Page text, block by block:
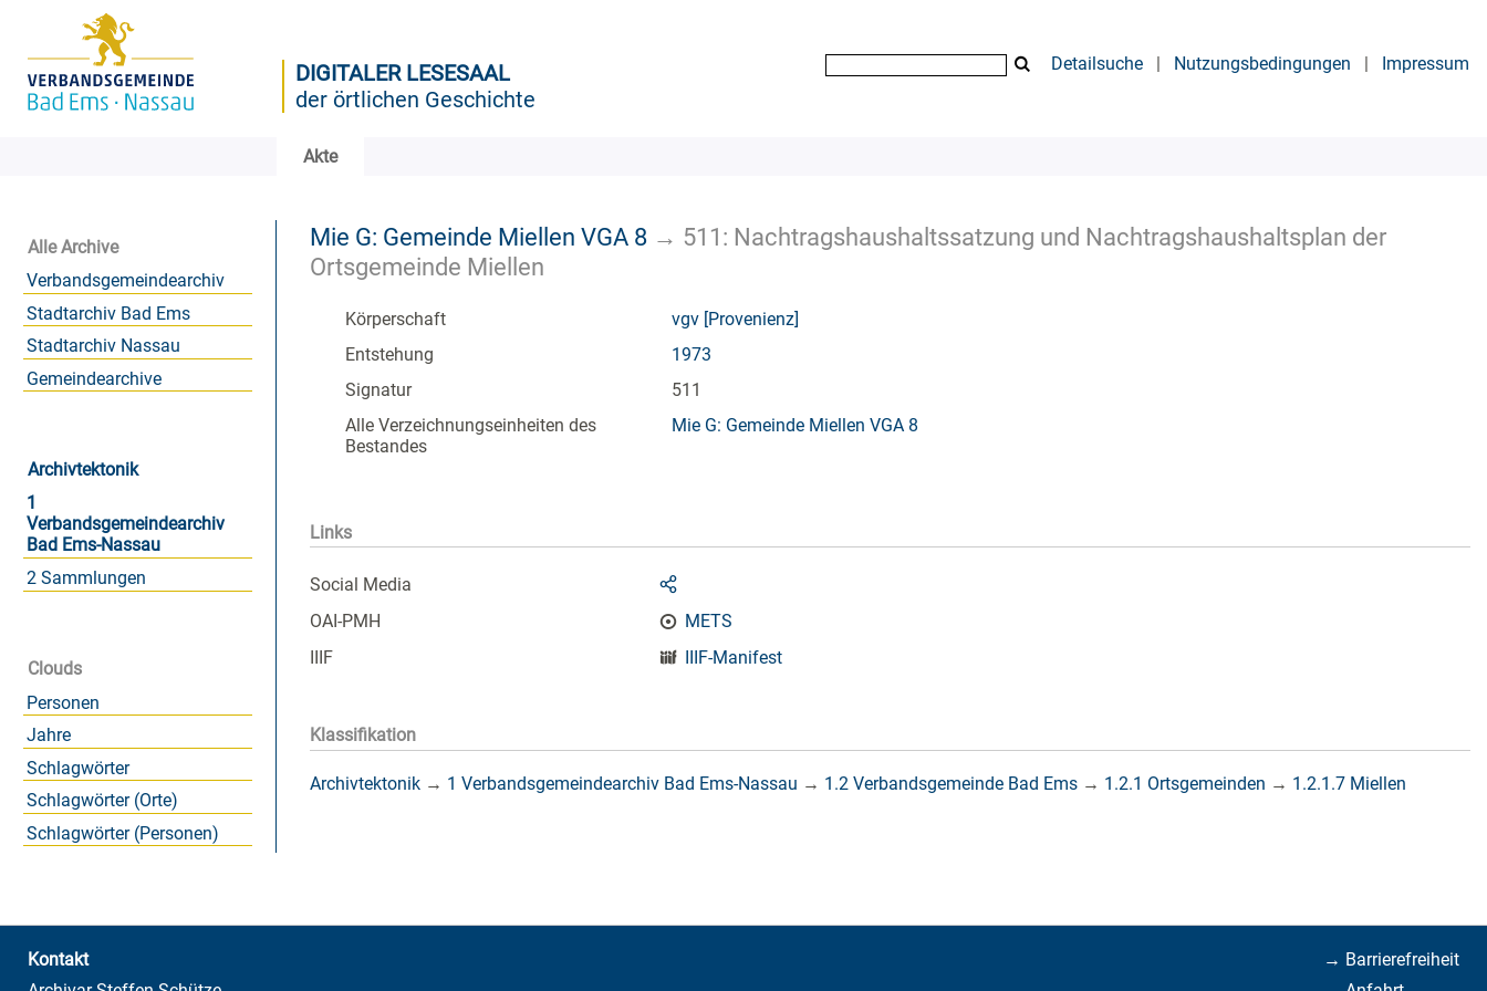
DIGITALER LESESAAL
der örtlichen Geschichte
Detailsuche | Nutzungsbedingungen | Impressum
Akte
Alle Archive
Verbandsgemeindearchiv
Stadtarchiv Bad Ems
Stadtarchiv Nassau
Gemeindearchive
Archivtektonik
1
Verbandsgemeindearchiv
Bad Ems-Nassau
2 Sammlungen
Clouds
Personen
Jahre
Schlagwörter
Schlagwörter (Orte)
Schlagwörter (Personen)
Mie G: Gemeinde Miellen VGA 8 → 511: Nachtragshaushaltssatzung und Nachtragshaushaltsplan der
Ortsgemeinde Miellen
Körperschaft
vgv [Provenienz]
Entstehung
1973
Signatur
511
Alle Verzeichnungseinheiten des
Bestandes
Mie G: Gemeinde Miellen VGA 8
Links
Social Media
OAI-PMH
METS
IIIF
IIIF-Manifest
Klassifikation
Archivtektonik → 1 Verbandsgemeindearchiv Bad Ems-Nassau → 1.2 Verbandsgemeinde Bad Ems → 1.2.1 Ortsgemeinden → 1.2.1.7 Miellen
→ Barrierefreiheit
Kontakt